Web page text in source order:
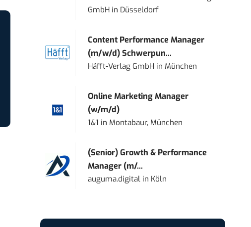
GmbH in Düsseldorf
Content Performance Manager
(m/w/d) Schwerpun...
Häfft-Verlag GmbH in München
Online Marketing Manager
(w/m/d)
1&1 in Montabaur, München
(Senior) Growth & Performance
Manager (m/...
auguma.digital in Köln